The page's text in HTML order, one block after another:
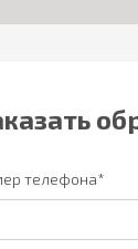
телефона*